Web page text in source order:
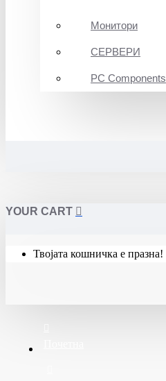
Монитори
СЕРВЕРИ
PC Components
YOUR CART
Твојата кошничка е празна!